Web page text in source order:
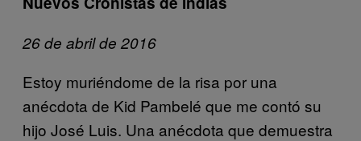
26 de abril de 2016
Estoy muriéndome de la risa por una
anécdota de Kid Pambelé que me contó su
hijo José Luis. Una anécdota que demuestra